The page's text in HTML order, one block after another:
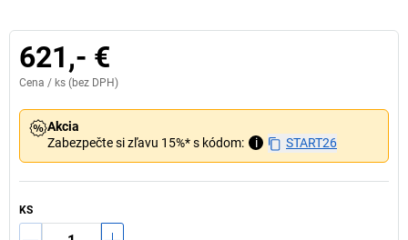
621,- €
Cena / ks (bez DPH)
Akcia
Zabezpečte si zľavu 15%* s kódom:
i START26
KS